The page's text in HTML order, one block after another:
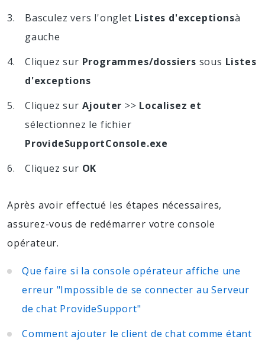
Basculez vers l'onglet Listes d'exceptionsà
gauche
Cliquez sur Programmes/dossiers sous Listes
d'exceptions
Cliquez sur Ajouter >> Localisez et
sélectionnez le fichier
ProvideSupportConsole.exe
Cliquez sur OK
Après avoir effectué les étapes nécessaires,
assurez-vous de redémarrer votre console
opérateur.
Que faire si la console opérateur affiche une
erreur "Impossible de se connecter au Serveur
de chat ProvideSupport"
Comment ajouter le client de chat comme étant